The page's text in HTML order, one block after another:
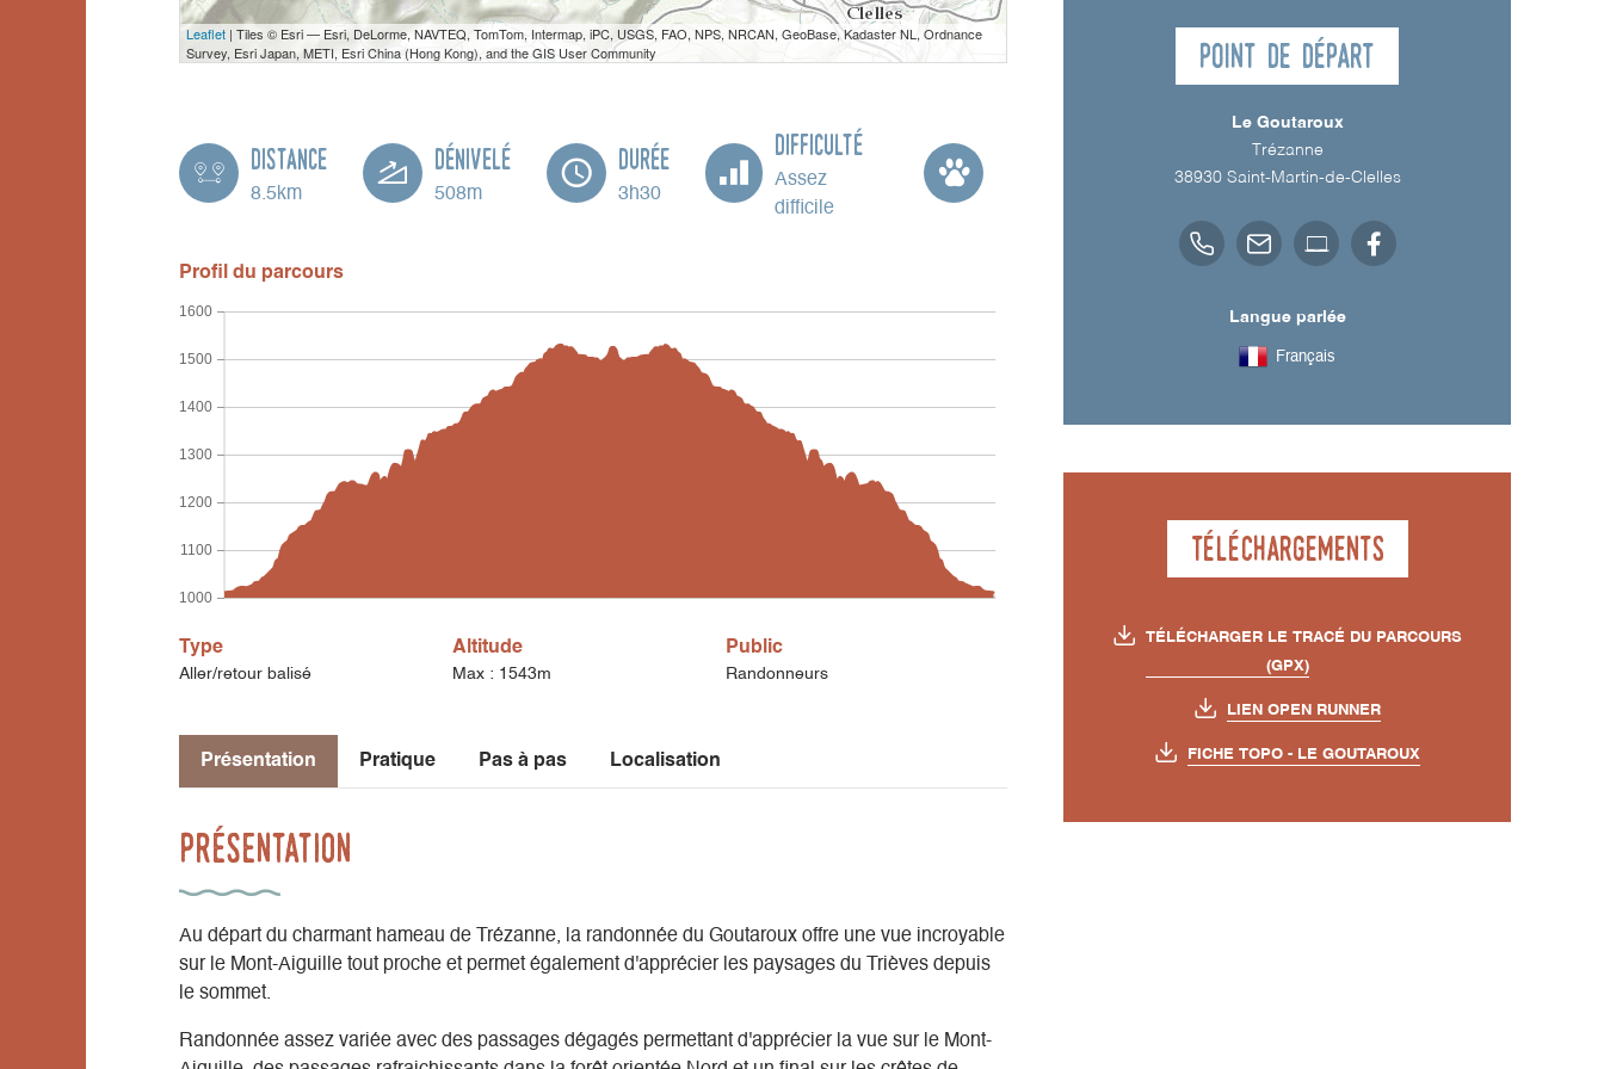
Leaflet | Tiles © Esri — Esri, DeLorme, NAVTEQ, TomTom, Intermap, iPC, USGS, FAO, NPS, NRCAN, GeoBase, Kadaster NL, Ordnance
Survey, Esri Japan, METI, Esri China (Hong Kong), and the GIS User Community
Distance
8.5km
Dénivelé
508m
Durée
3h30
Difficulté
Assez
difficile
Profil du parcours
1000
1100
1200
1300
1400
1500
1600
Type
Aller/retour balisé
Altitude
Max : 1543m
Public
Randonneurs
Présentation Pratique Pas à pas Localisation
Présentation
Au départ du charmant hameau de Trézanne, la randonnée du Goutaroux offre une vue incroyable
sur le Mont-Aiguille tout proche et permet également d'apprécier les paysages du Trièves depuis
le sommet.
Randonnée assez variée avec des passages dégagés permettant d'apprécier la vue sur le Mont-
Point de départ
Le Goutaroux
Trézanne
38930 Saint-Martin-de-Clelles
Langue parlée
Français
Téléchargements
TÉLÉCHARGER LE TRACÉ DU PARCOURS
(GPX)
LIEN OPEN RUNNER
FICHE TOPO - LE GOUTAROUX